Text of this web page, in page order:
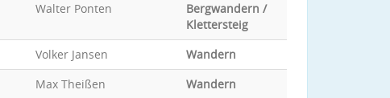
Walter Ponten
Bergwandern /
Klettersteig
Volker Jansen
Wandern
Max Theißen
Wandern